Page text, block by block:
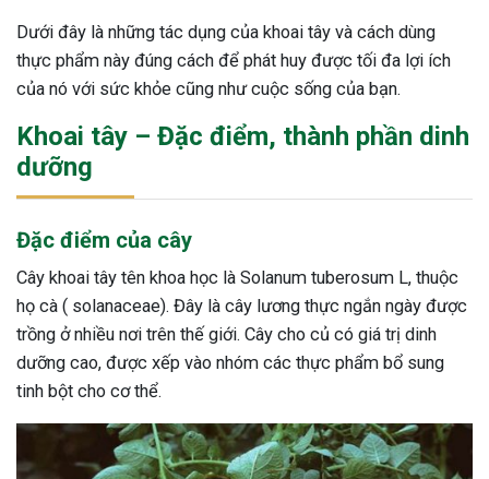
Dưới đây là những tác dụng của khoai tây và cách dùng
thực phẩm này đúng cách để phát huy được tối đa lợi ích
của nó với sức khỏe cũng như cuộc sống của bạn.
Khoai tây – Đặc điểm, thành phần dinh
dưỡng
Đặc điểm của cây
Cây khoai tây tên khoa học là Solanum tuberosum L, thuộc
họ cà ( solanaceae). Đây là cây lương thực ngắn ngày được
trồng ở nhiều nơi trên thế giới. Cây cho củ có giá trị dinh
dưỡng cao, được xếp vào nhóm các thực phẩm bổ sung
tinh bột cho cơ thể.